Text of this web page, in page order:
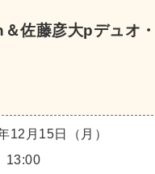
佐藤彦大pデュオ
12月15日（月）
13:00